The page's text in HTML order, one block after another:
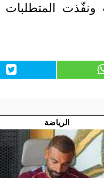
المتطلبات
الرياضة